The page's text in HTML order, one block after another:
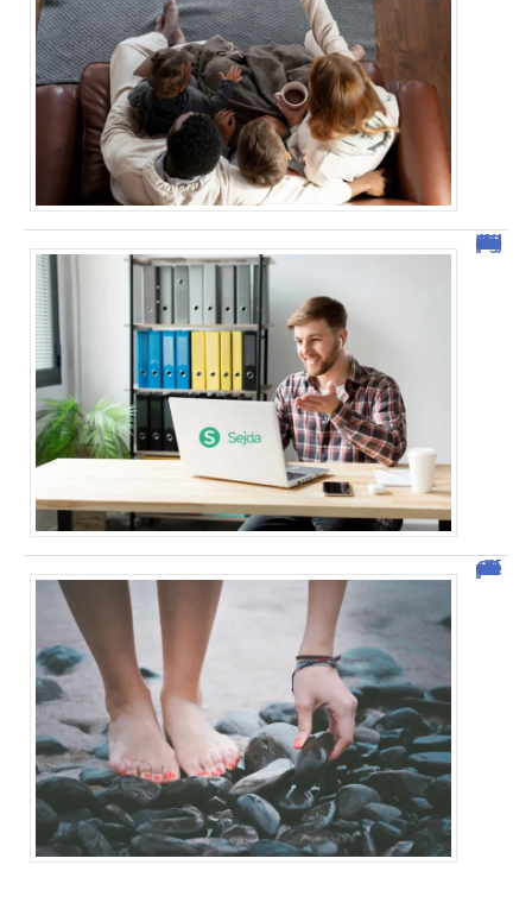
Sejda : l’outil idéal pour manipuler vos PDF en ligne
Comment vendre des photos de ses pieds efficacement ?